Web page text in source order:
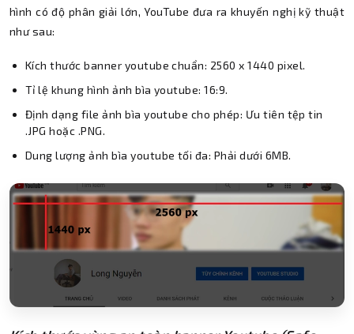
hình có độ phân giải lớn, YouTube đưa ra khuyến nghị kỹ thuật
như sau:
Kích thước banner youtube chuẩn: 2560 x 1440 pixel.
Tỉ lệ khung hình ảnh bìa youtube: 16:9.
Định dạng file ảnh bìa youtube cho phép: Ưu tiên tệp tin
.JPG hoặc .PNG.
Dung lượng ảnh bìa youtube tối đa: Phải dưới 6MB.